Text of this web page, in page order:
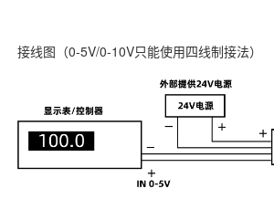
接线图（0-5V/0-10V只能使用四线制接法）